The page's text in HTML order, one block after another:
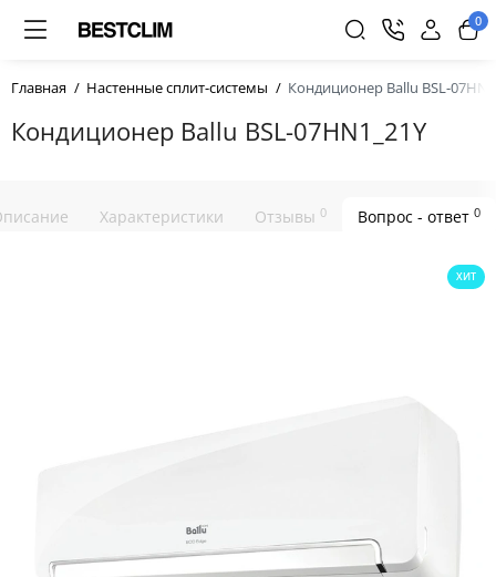
0
Главная Настенные сплит-системы Кондиционер Ballu BSL-
Кондиционер Ballu BSL-07HN1_21Y
Характеристики Отзывы 0 Вопрос - ответ 0
ХИТ